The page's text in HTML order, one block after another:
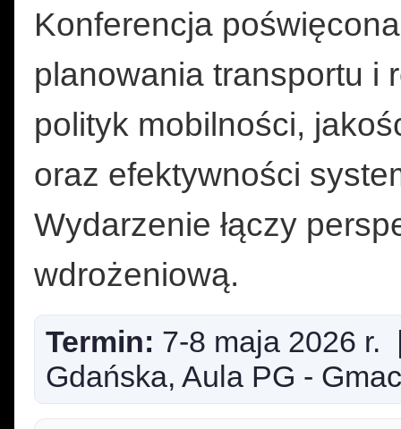
Konferencja
planowania transportu i
polityk mobilności,
oraz efektywności
Wydarzenie łączy
wdrożeniową.
Termin: 7-8 maja 2026
Gdańska, Aula PG -